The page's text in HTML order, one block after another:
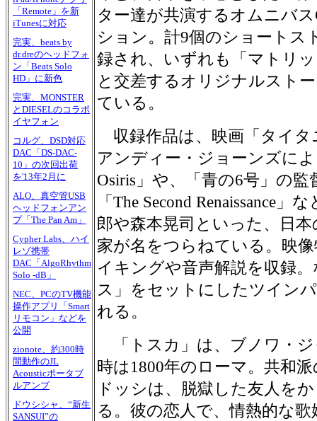
「Remote」を新
iTunesに対応
完実、beats by
dr.dreのヘッドフォ
ン「Beats Solo
HD」に新色
完実、MONSTER
とDIESELのコラボ
イヤフォン
コルグ、DSD対応
DAC「DS-DAC-
10」の次回出荷
を'13年2月に
ALO、真空管USB
ヘッドフォンアン
プ「The Pan Am」
Cypher Labs、ハイ
レゾ携帯
DAC「AlgoRhythm
Solo -dB」
NEC、PCのTV機能
操作アプリ「Smart
リモコン」などを
公開
zionote、約300時
間動作のJL
Acousticポータブ
ルアンプ
ドウシシャ、“新生
SANSUI”の
ター達が共演するオムニバ
ション。計9個のショートス
録され、いずれも「マトリ
と交差するオリジナルスト
ている。
収録作品は、映画「タイタ
アンディー・ジョーンズによ
Osiris」や、「青の6号」の
「The Second Renaissance
郎や森本晃司といった、日
家が名をつらねている。映
イキングや音声解説を収録
ス」をセットにしたツイン
れる。
「トスカ」は、ブノワ・
時は1800年のローマ。共和
ドッシは、脱獄した友人を
る。彼の恋人で、情熱的な